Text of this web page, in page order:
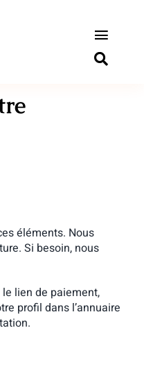
Toggle
éléments. Nous
Si besoin, nous
lien de paiement,
profil dans l’annuaire